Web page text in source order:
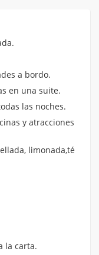
a bordo.
en una suite.
las noches.
y atracciones
limonada,té
la carta.